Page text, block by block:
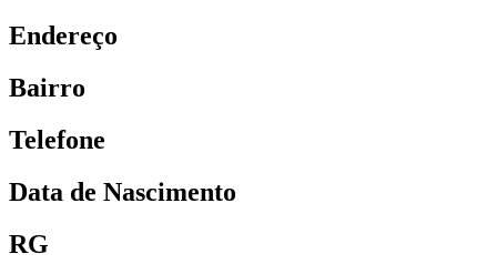
Endereço
Bairro
Telefone
Data de Nascimento
RG